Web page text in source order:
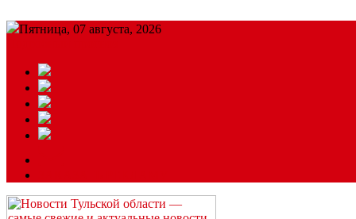
Пятница, 07 августа, 2026